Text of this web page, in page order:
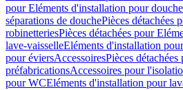
pour Eléments d'installation pour
séparations de douchePièces détachées
robinetteriesPièces détachées pour
lave-vaisselleEléments d'installation
pour éviersAccessoiresPièces
préfabricationsAccessoires pour
pour WCEléments d'installation pour